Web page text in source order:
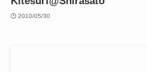
2010/05/30